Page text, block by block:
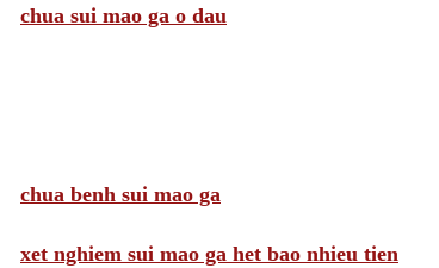
chua sui mao ga o dau
chua benh sui mao ga
xet nghiem sui mao ga het bao nhieu tien